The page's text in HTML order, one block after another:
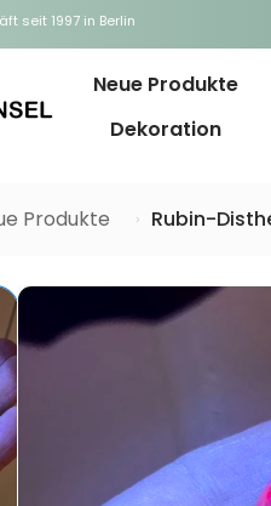
seit 1997 in Berlin
Neue Produkte
Dekoration
Produkte Rubin-